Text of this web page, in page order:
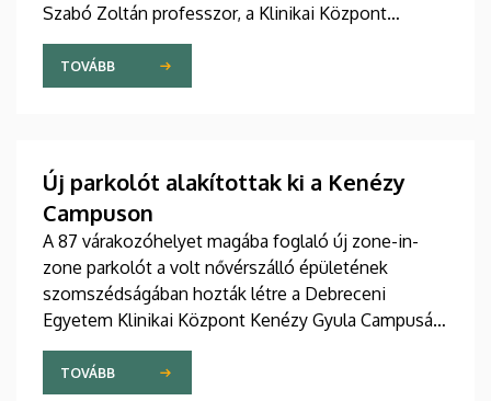
Szabó Zoltán professzor, a Klinikai Központ
elnöke, valamint Szőllősi Anna ápolási és
szakdolgozói igazgató adta át pénteken
ünnepélyes keretek között az Elnöki Hivatalban.
TOVÁBB
Új parkolót alakítottak ki a Kenézy
Campuson
A 87 várakozóhelyet magába foglaló új zone-in-
zone parkolót a volt nővérszálló épületének
szomszédságában hozták létre a Debreceni
Egyetem Klinikai Központ Kenézy Gyula Campusán.
Az új területet várhatóan augusztusban nyitják meg
a járművek előtt.
TOVÁBB